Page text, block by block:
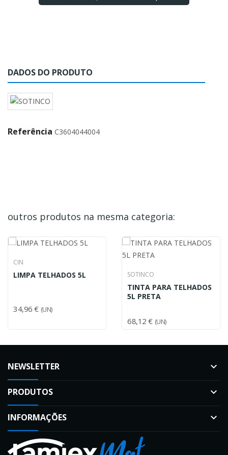
DADOS DO PRODUTO
Referência C3604044004
outros produtos na mesma categoria:
CIN
LIMPA TELHADOS 5L
34,96 € (UN)
SOTINCO
TINTA PARA TELHADOS
5L PRETA
68,12 € (UN)
NEWSLETTER keyboard_arrow_down
PRODUTOS keyboard_arrow_down
INFORMAÇÕES keyboard_arrow_down